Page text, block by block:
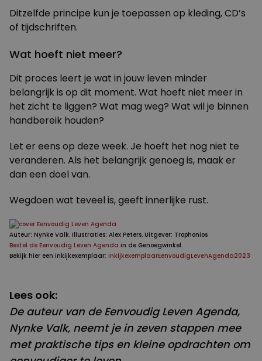
Ditzelfde principe kun je toepassen op kleding, CD’s
of tijdschriften.
Wat hoeft niet meer?
Dit proces leert je wat in jouw leven minder
belangrijk is op dit moment. Wat hoeft niet meer in
het zicht te liggen? Wat mag weg? Wat wil je binnen
handbereik houden?
Let er eens op deze week. Je hoeft het nog niet te
veranderen. Als het belangrijk genoeg is, maak er
dan een doel van.
Wegdoen wat teveel is, geeft innerlijke rust.
Auteur: Nynke Valk. Illustraties: Alex Peters. Uitgever: Trophonios
Bestel de Eenvoudig Leven Agenda in de Genoegwinkel.
Bekijk hier een inkijkexemplaar: InkijkexemplaarEenvoudigLevenAgenda2023
Lees ook:
De auteur van de Eenvoudig Leven Agenda,
Nynke Valk, neemt je in zeven stappen mee
met praktische tips en kleine opdrachten om